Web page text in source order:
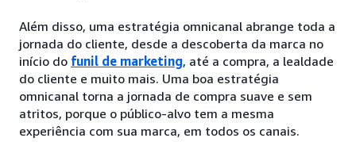
Além disso, uma estratégia omnicanal abrange toda a
jornada do cliente, desde a descoberta da marca no
início do funil de marketing, até a compra, a lealdade
do cliente e muito mais. Uma boa estratégia
omnicanal torna a jornada de compra suave e sem
atritos, porque o público-alvo tem a mesma
experiência com sua marca, em todos os canais.